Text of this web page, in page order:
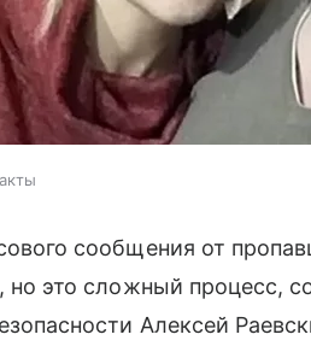
сообщения от
но это сложный процесс,
Алексей